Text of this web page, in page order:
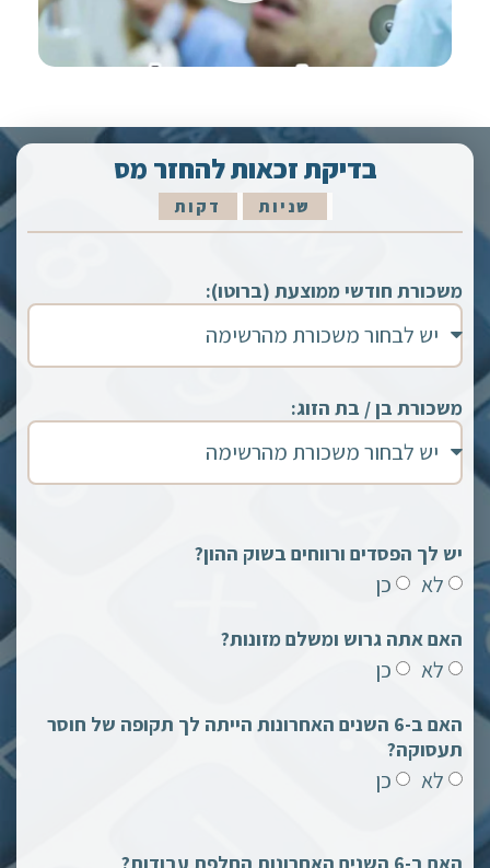
בדיקת זכאות להחזר מס
דקות שניות
משכורת חודשי ממוצעת (ברוטו):
משכורת בן / בת הזוג:
יש לך הפסדים ורווחים בשוק ההון?
לא כן
האם אתה גרוש ומשלם מזונות?
לא כן
האם ב-6 השנים האחרונות הייתה לך תקופה של חוסר
תעסוקה?
לא כן